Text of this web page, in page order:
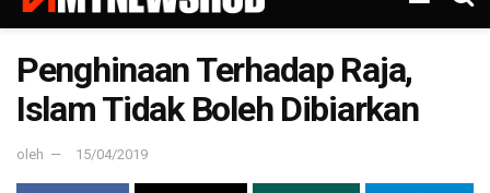
Penghinaan Terhadap Raja,
Islam Tidak Boleh Dibiarkan
oleh 15/04/2019